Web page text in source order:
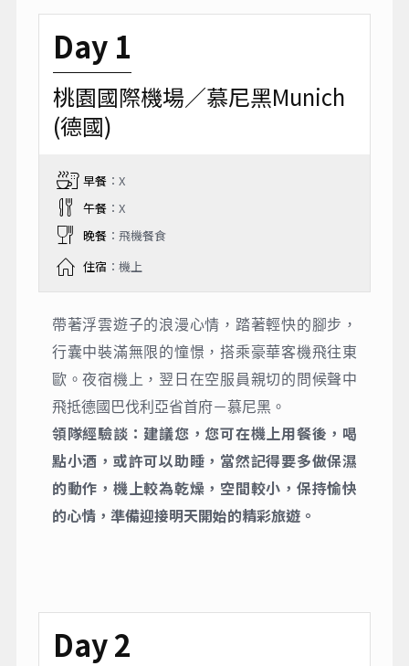
Day 1
桃園國際機場／慕尼黑Munich
(德國)
早餐：X
午餐：X
晚餐：飛機餐食
住宿 ：機上
帶著浮雲遊子的浪漫心情，踏著輕快的腳步，
行囊中裝滿無限的憧憬，搭乘豪華客機飛往東
歐。夜宿機上，翌日在空服員親切的問候聲中
飛抵德國巴伐利亞省首府－慕尼黑。
領隊經驗談：建議您，您可在機上用餐後，喝
點小酒，或許可以助睡，當然記得要多做保濕
的動作，機上較為乾燥，空間較小，保持愉快
的心情，準備迎接明天開始的精彩旅遊。
Day 2